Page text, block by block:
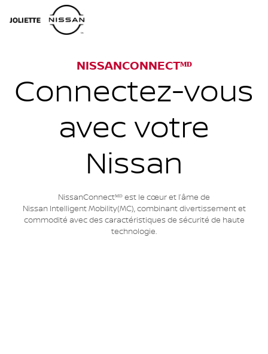
NISSANCONNECTᴹᴰ
Connectez-vous
avec votre
Nissan
NissanConnectᴹᴰ est le cœur et l’âme de
Nissan Intelligent Mobility(MC), combinant divertissement et
commodité avec des caractéristiques de sécurité de haute
technologie.